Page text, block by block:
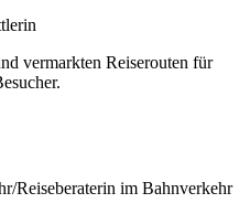
vermarkten Reiserouten für
Reiseberaterin im Bahnverkehr